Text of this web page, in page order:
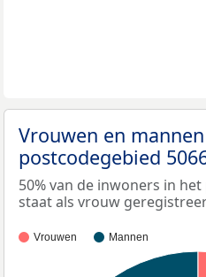
Vrouwen en
postcodegebied
50% van de inwoners in
staat als vrouw
Vrouwen Mannen